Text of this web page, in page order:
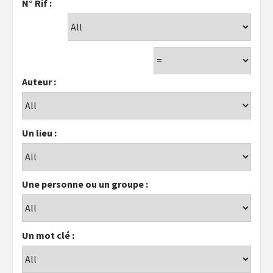
N° Rif :
Auteur :
Un lieu :
Une personne ou un groupe :
Un mot clé :